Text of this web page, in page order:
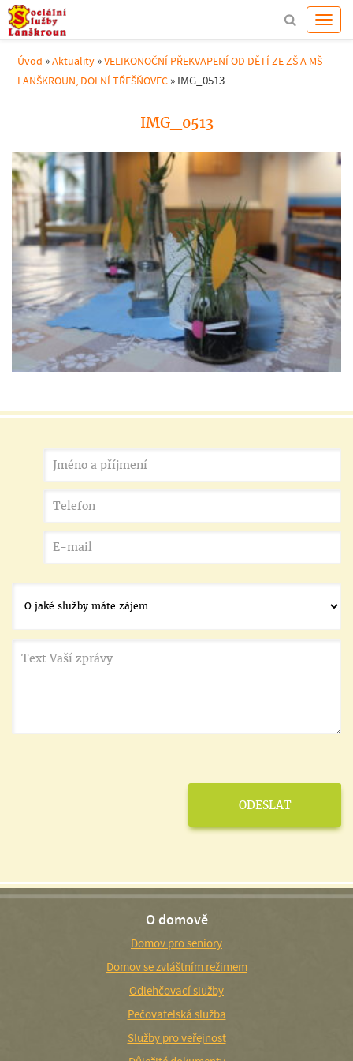
Úvod »Aktuality »VELIKONOČNÍ PŘEKVAPENÍ OD DĚTÍ ZE ZŠ A MŠ
LANŠKROUN, DOLNÍ TŘEŠŇOVEC » IMG_0513
IMG_0513
O domově
Domov pro seniory
Domov se zvláštním režimem
Odlehčovací služby
Pečovatelská služba
Služby pro veřejnost